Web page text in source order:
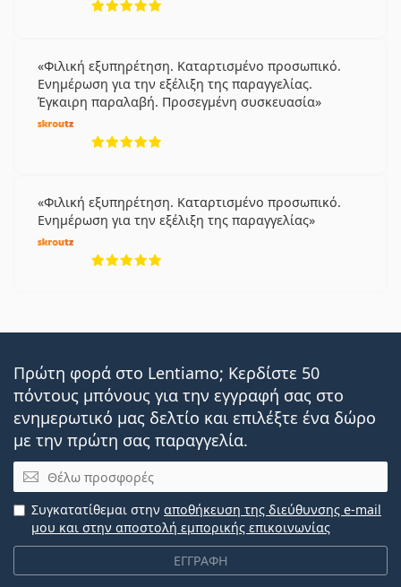
Φιλική εξυπηρέτηση. Καταρτισμένο προσωπικό.
Ενημέρωση για την εξέλιξη της παραγγελίας.
Έγκαιρη παραλαβή. Προσεγμένη συσκευασία
Φιλική εξυπηρέτηση. Καταρτισμένο προσωπικό.
Ενημέρωση για την εξέλιξη της παραγγελίας
Πρώτη φορά στο Lentiamo; Κερδίστε 50
πόντους μπόνους για την εγγραφή σας στο
ενημερωτικό μας δελτίο και επιλέξτε ένα δώρο
με την πρώτη σας παραγγελία.
Email
ΕΓΓΡΑΦΗ
Συγκατατίθεμαι στην αποθήκευση της διεύθυνσης e-mail
μου και στην αποστολή εμπορικής επικοινωνίας